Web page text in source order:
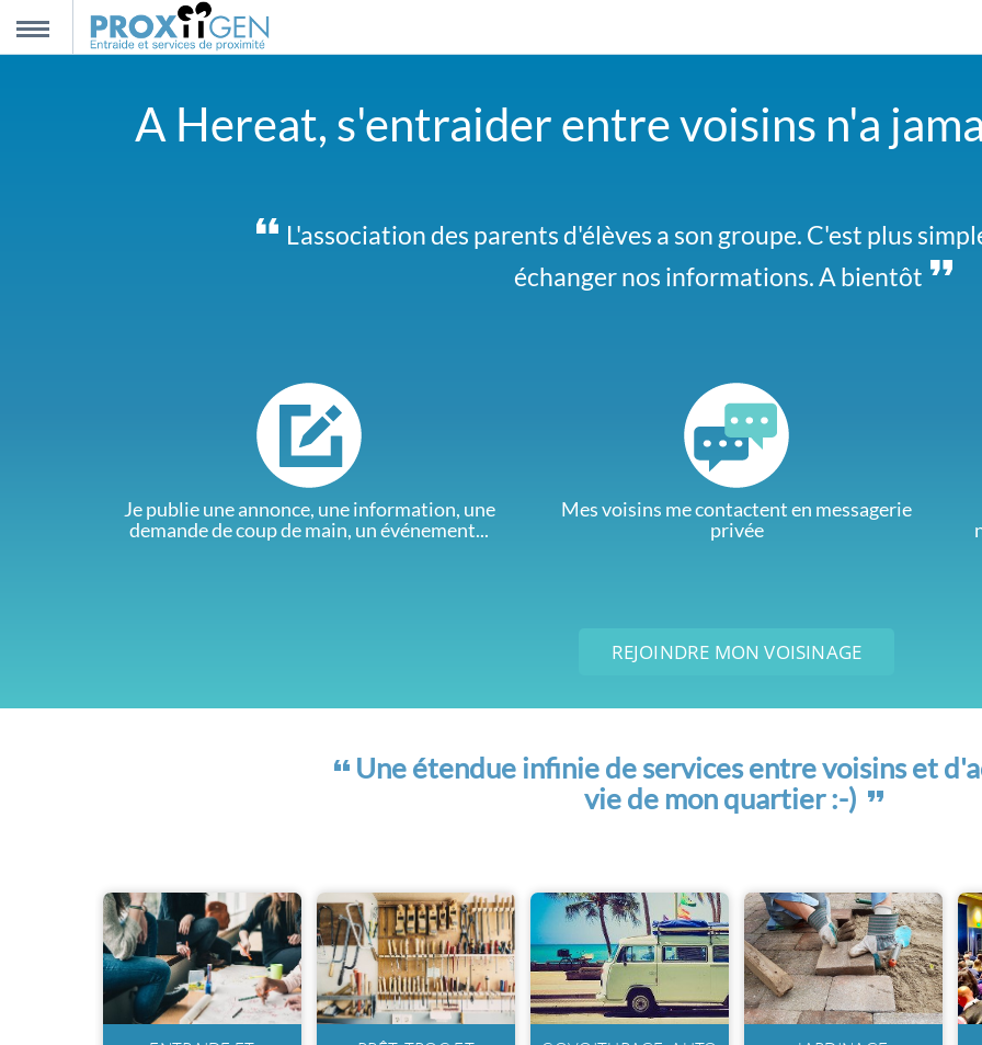
A Hereat, s'entraider entre voisins n'a
L'association des parents d'élèves a son groupe. C'est plus
échanger nos informations. A bientôt
Pas facile de se motiver pour courir toute seule. Si vous êtes dans
moi
Je publie une annonce, une information, une
demande de coup de main, un événement...
Mes voisins me contactent en messagerie
privée
REJOINDRE MON VOISINAGE
Une étendue infinie de services entre voisins et
vie de mon quartier :-)